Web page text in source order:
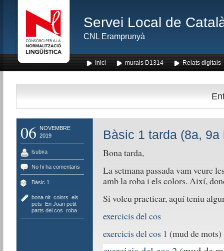
Servei Local de
CNL Eramprunyà
Inici murals D1314 Relats digitals
06
NOVEMBRE
2019
lsubira
No hi ha comentaris
Bàsic 1
bona nit, colors els
pets
En Joan petit,
parts del cos roba
Bàsic 1 tarda (8a,
Bona tarda,
La setmana passada vam veure
amb la roba i els colors. Així,
Si voleu practicar, aquí teniu
exercicis del cos
exercicis del cos 1 (mud de mots)